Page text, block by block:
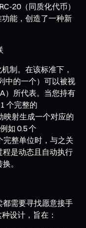
20（同质化代币）
能，创造了一种新
制。在该标准下，
中的一个）可以被视
）所代表。当您持有
个完整的
映射生成一个对应的
如 0.5 个
完整单位时，与之关
程是动态且自动执行
。
都需要寻找愿意接手
设计，旨在：